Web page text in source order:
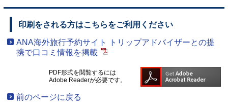
印刷をされる方はこちらをご利用ください
ANA海外旅行予約サイト トリップアドバイザーとの提
携で口コミ情報を掲載
PDF形式を閲覧するには
Adobe Readerが必要です。
前のページに戻る